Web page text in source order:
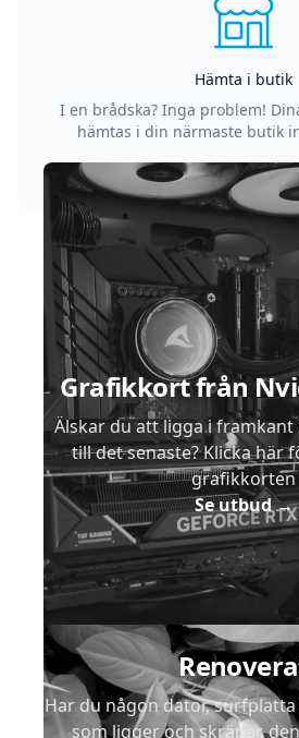
Hämta i butik
I en brådska? Inga problem!
hämtas i din närmaste butik
Grafikkort från
Älskar du att ligga i
till det senaste? Klicka här
grafikkorten
Se utbud→
Har du någon dator,
som ligger och skräpar,